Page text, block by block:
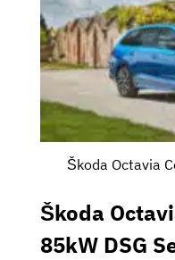
Škoda Octavia
Škoda
85kW DSG